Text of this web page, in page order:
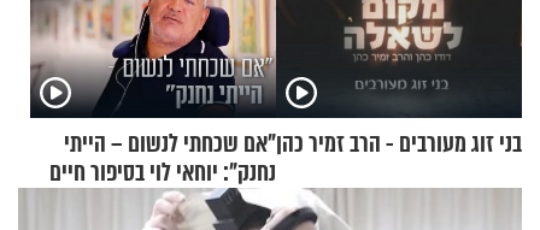
בני זוג מעורבים - הרב זמיר כהן"אם שכחתי לנשום – הייתי
נחנק": יוחאי לוי בסיפור חיים
מעורר השראה